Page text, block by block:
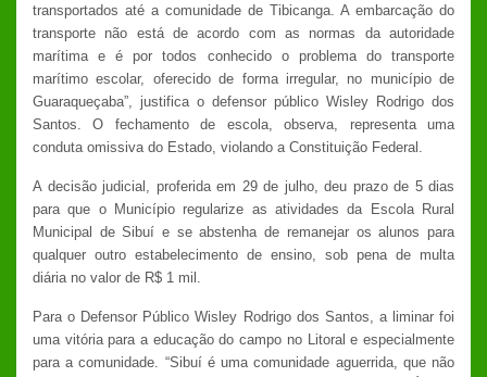
transportados até a comunidade de Tibicanga. A embarcação do
transporte não está de acordo com as normas da autoridade
marítima e é por todos conhecido o problema do transporte
marítimo escolar, oferecido de forma irregular, no município de
Guaraqueçaba”, justifica o defensor público Wisley Rodrigo dos
Santos. O fechamento de escola, observa, representa uma
conduta omissiva do Estado, violando a Constituição Federal.
A decisão judicial, proferida em 29 de julho, deu prazo de 5 dias
para que o Município regularize as atividades da Escola Rural
Municipal de Sibuí e se abstenha de remanejar os alunos para
qualquer outro estabelecimento de ensino, sob pena de multa
diária no valor de R$ 1 mil.
Para o Defensor Público Wisley Rodrigo dos Santos, a liminar foi
uma vitória para a educação do campo no Litoral e especialmente
para a comunidade. “Sibuí é uma comunidade aguerrida, que não